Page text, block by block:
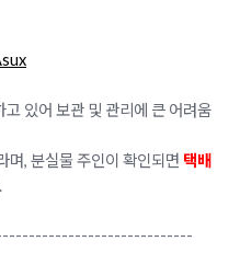
있어 보관 및 관리에 큰 어려움
며, 분실물 주인이 확인되면 택배